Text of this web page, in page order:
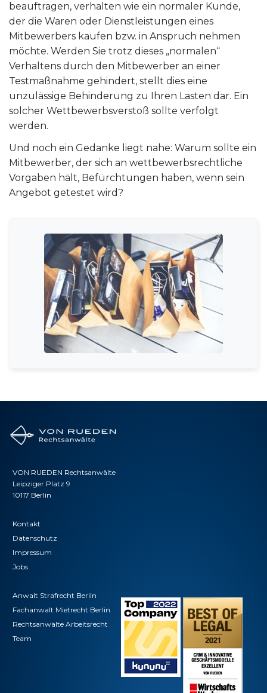
beauftragen, verhalten wie ein normaler Kunde,
der die Waren oder Dienstleistungen eines
Mitbewerbers kaufen bzw. in Anspruch nehmen
möchte. Werden Sie trotz dieses „normalen“
Verhaltens durch den Mitbewerber an einer
Testmaßnahme gehindert, stellt dies eine
unzulässige Behinderung zu Ihren Lasten dar. Ein
solcher Wettbewerbsverstoß sollte verfolgt
werden.
Und noch ein Gedanke liegt nahe: Warum sollte ein
Mitbewerber, der sich an wettbewerbsrechtliche
Vorgaben hält, Befürchtungen haben, wenn sein
Angebot getestet wird?
VON RUEDEN Rechtsanwälte
Leipziger Platz 9
10117 Berlin
Kontakt
Datenschutz
Impressum
Jobs
Anwalt Strafrecht Berlin
Fachanwalt Mietrecht Berlin
Rechtsanwälte Arbeitsrecht
Team